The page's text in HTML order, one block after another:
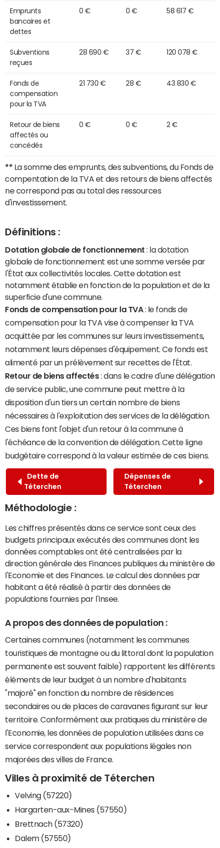
Emprunts
bancaires et
dettes
0 € 0 € 58 617 €
Subventions
reçues
28 690 € 37 € 120 078 €
Fonds de
compensation
pour la TVA
21 730 € 28 € 43 830 €
Retour de biens
affectés ou
concédés
0 € 0 € 2 €
** La somme des emprunts, des subventions, du Fonds de
compentation de la TVA et des retours de biens affectés
ne correspond pas au total des ressources
d'investissement.
Définitions :
Dotation globale de fonctionnement : la dotation
globale de fonctionnement est une somme versée par
l'État aux collectivités locales. Cette dotation est
notamment établie en fonction de la population et de la
superficie d'une commune.
Fonds de compensation pour la TVA: le fonds de
compensation pour la TVA vise à compenser la TVA
acquittée par les communes sur leurs investissements,
notamment leurs dépenses d'équipement. Ce fonds est
alimenté par un prélèvement sur recettes de l'État.
Retour de biens affectés: dans le cadre d'une délégation
de service public, une commune peut mettre à la
disposition d'un tiers un certain nombre de biens
nécessaires à l'exploitation des services de la délégation.
Ces biens font l'objet d'un retour à la commune à
l'échéance de la convention de délégation. Cette ligne
budgétaire correspond à la valeur estimée de ces biens.
Dette de
Téterchen
Dépenses de
Téterchen
Méthodologie :
Les chiffres présentés dans ce service sont ceux des
budgets principaux exécutés des communes dont les
données comptables ont été centralisées par la
direction générale des Finances publiques du ministère de
l'Economie et des Finances. Le calcul des données par
habitant a été réalisé à partir des données de
populations fournies par l'Insee.
A propos des données de population :
Certaines communes (notamment les communes
touristiques de montagne ou du littoral dont la population
permanente est souvent faible) rapportent les différents
éléments de leur budget à un nombre d'habitants
"majoré" en fonction du nombre de résidences
secondaires ou de places de caravanes figurant sur leur
territoire. Conformément aux pratiques du ministère de
l'Economie, les données de population utilisées dans ce
service correspondent aux populations légales non
majorées des villes de France.
Villes à proximité de Téterchen
Velving (57220)
Hargarten-aux-Mines (57550)
Brettnach (57320)
Dalem (57550)